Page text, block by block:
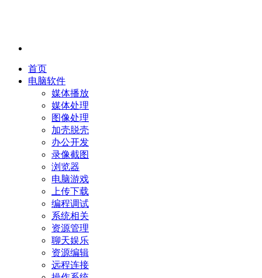
首页
电脑软件
媒体播放
媒体处理
图像处理
加壳脱壳
办公开发
录像截图
浏览器
电脑游戏
上传下载
编程调试
系统相关
资源管理
聊天娱乐
资源编辑
远程连接